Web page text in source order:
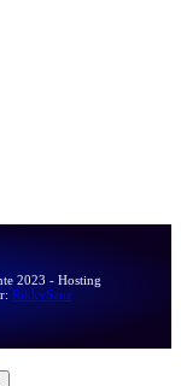
2023 - Hosting
RikkySanz